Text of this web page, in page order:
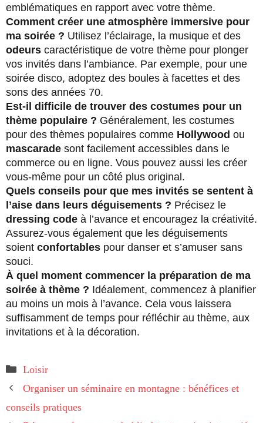
emblématiques en rapport avec votre thème.
Comment créer une atmosphère immersive pour
ma soirée ? Utilisez l’éclairage, la musique et des
odeurs caractéristique de votre thème pour plonger
vos invités dans l’ambiance. Par exemple, pour une
soirée disco, adoptez des boules à facettes et des
sons des années 70.
Est-il difficile de trouver des costumes pour un
thème populaire ? Généralement, les costumes
pour des thèmes populaires comme Hollywood ou
mascarade sont facilement accessibles dans le
commerce ou en ligne. Vous pouvez aussi les créer
vous-même pour un côté plus original.
Quels conseils pour que mes invités se sentent à
l’aise dans leurs déguisements ? Précisez le
dressing code à l’avance et encouragez la créativité.
Assurez-vous également que les déguisements
soient confortables pour danser et s’amuser sans
souci.
À quel moment commencer la préparation de ma
soirée à thème ? Idéalement, commencez à planifier
au moins un mois à l’avance. Cela vous laissera
suffisamment de temps pour réfléchir au thème, aux
invitations et à la décoration.
Catégories
Loisir
Organiser un séminaire en montagne : bénéfices et
conseils pratiques